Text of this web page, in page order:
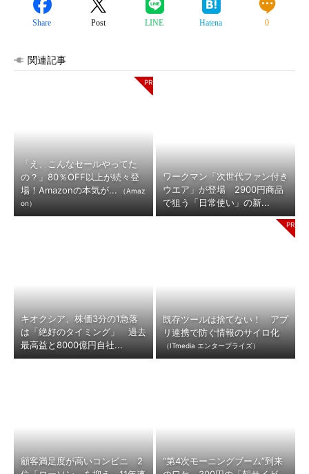
Share Post LINE Hatena 0
関連記事
「え、こんなセールやってた
の？」80％OFF以上が続々登
場！Amazonの本気が...
（Amaz
on）
ワークマン「次世代ファン付き
ウエア」が登場 2900円商品
で狙う「日常使い」の新...
キオクシア、株価3分の1急落
は「絶好のタイミング」 過去
最高益と8000億円自社...
既存ツールは捨てない！ アプ
リ連携で防ぐ情報のサイロ化
（ITmedia エンタープライズ）
顧客満足度が高いコンビニ 2
“第4次モーニングブーム”到来